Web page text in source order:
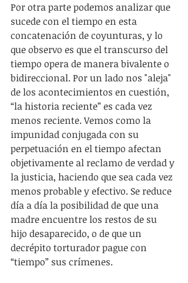
Por otra parte podemos analizar que
sucede con el tiempo en esta
concatenación de coyunturas, y lo
que observo es que el transcurso del
tiempo opera de manera bivalente o
bidireccional. Por un lado nos "aleja"
de los acontecimientos en cuestión,
“la historia reciente” es cada vez
menos reciente. Vemos como la
impunidad conjugada con su
perpetuación en el tiempo afectan
objetivamente al reclamo de verdad y
la justicia, haciendo que sea cada vez
menos probable y efectivo. Se reduce
día a día la posibilidad de que una
madre encuentre los restos de su
hijo desaparecido, o de que un
decrépito torturador pague con
“tiempo” sus crímenes.